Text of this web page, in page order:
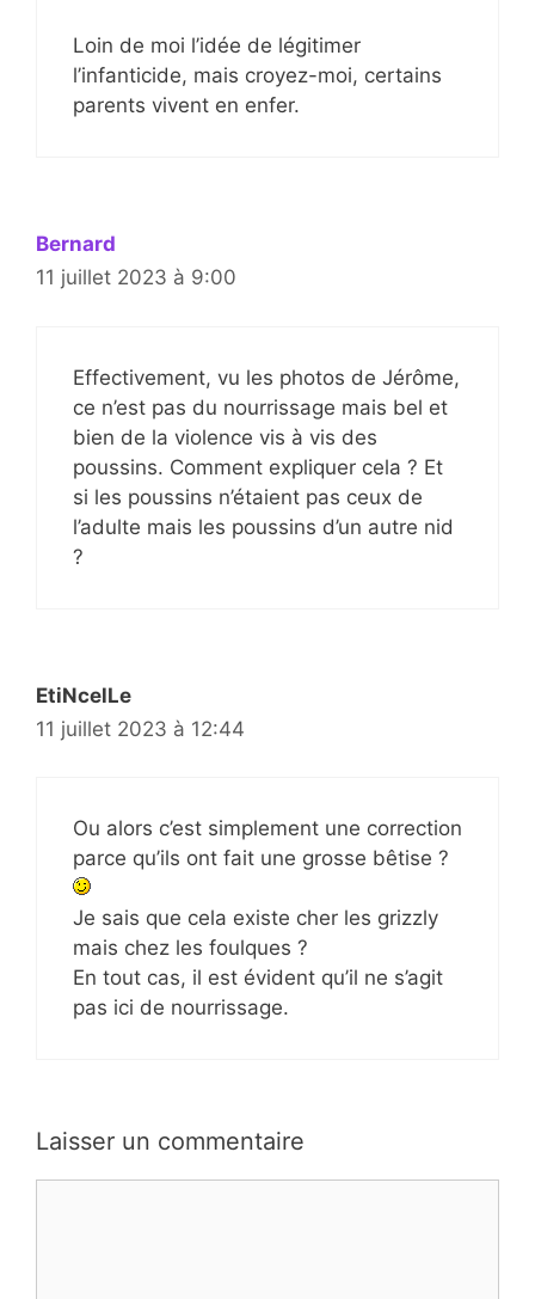
Loin de moi l’idée de légitimer
l’infanticide, mais croyez-moi, certains
parents vivent en enfer.
Bernard
11 juillet 2023 à 9:00
Effectivement, vu les photos de Jérôme,
ce n’est pas du nourrissage mais bel et
bien de la violence vis à vis des
poussins. Comment expliquer cela ? Et
si les poussins n’étaient pas ceux de
l’adulte mais les poussins d’un autre nid
?
EtiNcelLe
11 juillet 2023 à 12:44
Ou alors c’est simplement une correction
parce qu’ils ont fait une grosse bêtise ?
Je sais que cela existe cher les grizzly
mais chez les foulques ?
En tout cas, il est évident qu’il ne s’agit
pas ici de nourrissage.
Laisser un commentaire